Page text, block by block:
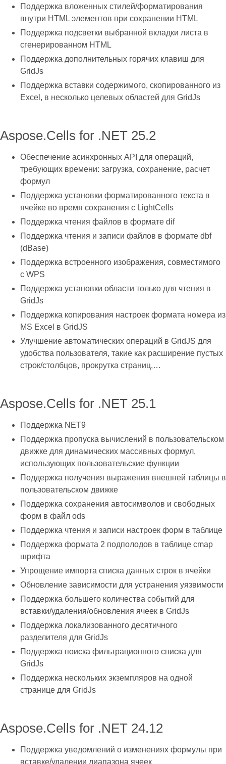
Поддержка вложенных стилей/форматирования
внутри HTML элементов при сохранении HTML
Поддержка подсветки выбранной вкладки листа в
сгенерированном HTML
Поддержка дополнительных горячих клавиш для
GridJs
Поддержка вставки содержимого, скопированного из
Excel, в несколько целевых областей для GridJs
Aspose.Cells for .NET 25.2
Обеспечение асинхронных API для операций,
требующих времени: загрузка, сохранение, расчет
формул
Поддержка установки форматированного текста в
ячейке во время сохранения с LightCells
Поддержка чтения файлов в формате dif
Поддержка чтения и записи файлов в формате dbf
(dBase)
Поддержка встроенного изображения, совместимого
с WPS
Поддержка установки области только для чтения в
GridJs
Поддержка копирования настроек формата номера из
MS Excel в GridJS
Улучшение автоматических операций в GridJS для
удобства пользователя, такие как расширение пустых
строк/столбцов, прокрутка страниц,…
Aspose.Cells for .NET 25.1
Поддержка NET9
Поддержка пропуска вычислений в пользовательском
движке для динамических массивных формул,
использующих пользовательские функции
Поддержка получения выражения внешней таблицы в
пользовательском движке
Поддержка сохранения автосимволов и свободных
форм в файл ods
Поддержка чтения и записи настроек форм в таблице
Поддержка формата 2 подполодов в таблице cmap
шрифта
Упрощение импорта списка данных строк в ячейки
Обновление зависимости для устранения уязвимости
Поддержка большего количества событий для
вставки/удаления/обновления ячеек в GridJs
Поддержка локализованного десятичного
разделителя для GridJs
Поддержка поиска фильтрационного списка для
GridJs
Поддержка нескольких экземпляров на одной
странице для GridJs
Aspose.Cells for .NET 24.12
Поддержка уведомлений о изменениях формулы при
вставке/удалении диапазона ячеек